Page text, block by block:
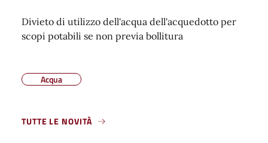
Divieto di utilizzo dell'acqua dell'acquedotto per
scopi potabili se non previa bollitura
Acqua
TUTTE LE NOVITÀ